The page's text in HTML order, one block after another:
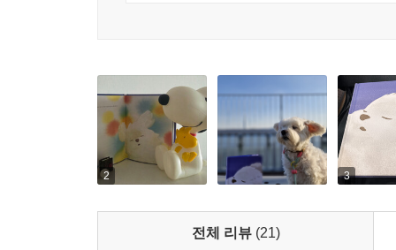
2 3
전체 리뷰 (21)